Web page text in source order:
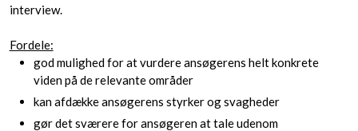
interview.
Fordele:
​god mulighed for at vurdere ansøgerens helt konkrete
viden på de relevante områder
​kan afdække ansøgerens styrker og svagheder
gør det sværere for ansøgeren at tale udenom